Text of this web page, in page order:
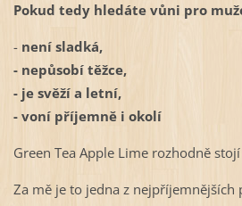
Pokud tedy hledáte vůni pro
-není sladká,
- nepůsobí těžce,
- je svěží a letní,
- voní příjemně i okolí
Green Tea Apple Lime rozhodně
Za mě je to jedna z nejpříjemnějších